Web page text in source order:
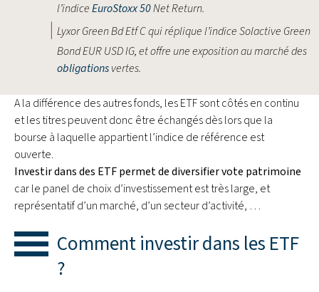
l’indiceEuroStoxx 50Net Return.
Lyxor Green Bd Etf C qui réplique l’indice Solactive Green
Bond EUR USD IG, et offre une exposition au marché des
obligationsvertes.
A la différence des autres fonds, les ETF sont côtés en continu
et les titres peuvent donc être échangés dès lors que la
bourse à laquelle appartient l’indice de référence est
ouverte.
Investir dans des ETF permet de diversifier vote patrimoine
car le panel de choix d’investissement est très large, et
représentatif d’un marché, d’un secteur d’activité, …
Comment investir dans les ETF
?